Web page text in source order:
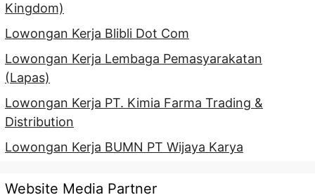
Kingdom)
Lowongan Kerja Blibli Dot Com
Lowongan Kerja Lembaga Pemasyarakatan
(Lapas)
Lowongan Kerja PT. Kimia Farma Trading &
Distribution
Lowongan Kerja BUMN PT Wijaya Karya
Website Media Partner